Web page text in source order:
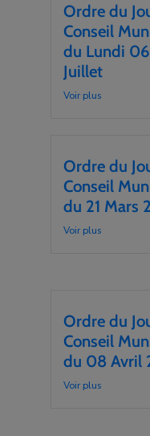
Ordre du
Conseil
du Lundi 06
Juillet
Voir plus
Ordre du
Conseil
du 21 Mars
Voir plus
Ordre du
Conseil
du 08 Avril
Voir plus